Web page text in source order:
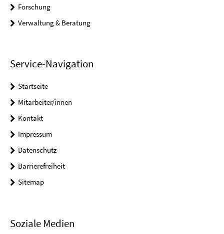
Forschung
Verwaltung & Beratung
Service-Navigation
Startseite
Mitarbeiter/innen
Kontakt
Impressum
Datenschutz
Barrierefreiheit
Sitemap
Soziale Medien